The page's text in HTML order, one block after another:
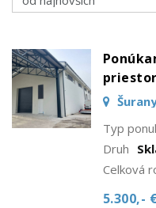
Typ
Druh
Celková
5.300,-